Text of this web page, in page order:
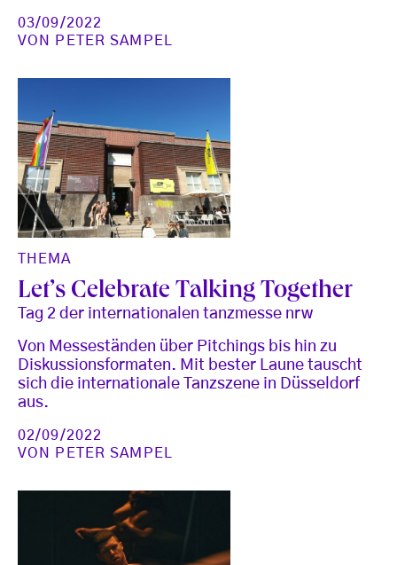
03/09/2022
VON
PETER SAMPEL
THEMA
Let’s Celebrate Talking Together
Tag 2 der internationalen tanzmesse nrw
Von Messeständen über Pitchings bis hin zu
Diskussionsformaten. Mit bester Laune tauscht
sich die internationale Tanzszene in Düsseldorf
aus.
02/09/2022
VON
PETER SAMPEL